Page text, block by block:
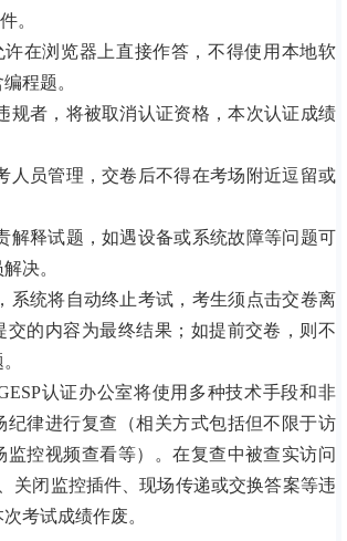
。
许在浏览器上直接作答，不得使用本地软
程题。
规者，将被取消认证资格，本次认证成绩
人员管理，交卷后不得在考场附近逗留或
解释试题，如遇设备或系统故障等问题可
决。
系统将自动终止考试，考生须点击交卷离
交的内容为最终结果；如提前交卷，则不
认证办公室将使用多种技术手段和非
纪律进行复查（相关方式包括但不限于访
监控视频查看等）。在复查中被查实访问
关闭监控插件、现场传递或交换答案等违
考试成绩作废。